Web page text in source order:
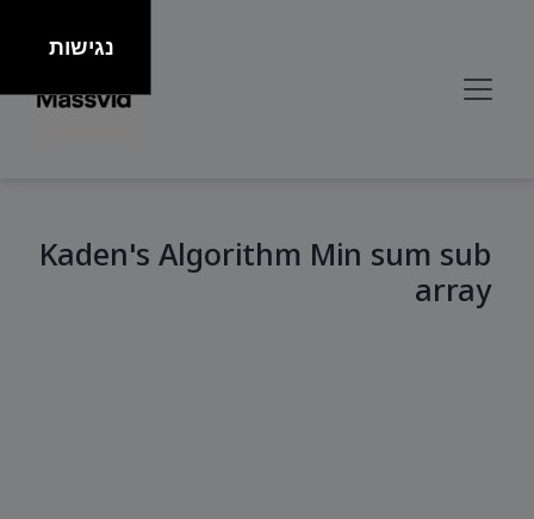
Kaden's Algorithm Min sum sub
array
נגישות